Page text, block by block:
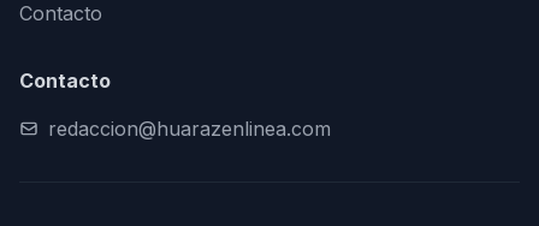
Contacto
Contacto
redaccion@huarazenlinea.com